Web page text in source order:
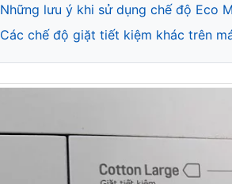
Những lưu ý khi sử dụng chế độ Eco
Các chế độ giặt tiết kiệm khác trên